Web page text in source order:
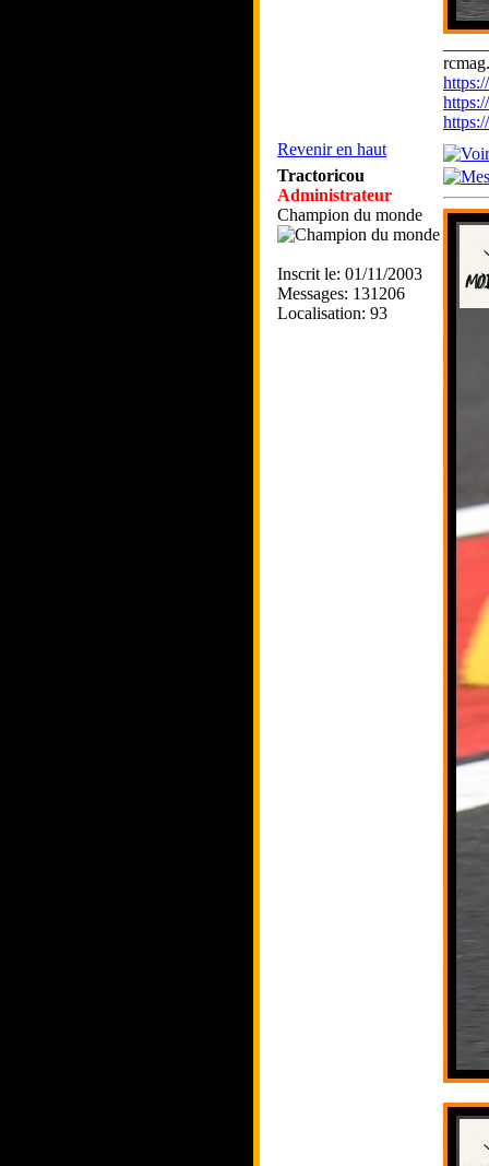
Revenir en haut
Tractoricou
Administrateur
Champion du monde
Inscrit le: 01/11/2003
Messages: 131206
Localisation: 93